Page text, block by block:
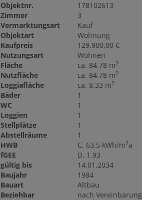
Objektnr.
178102613
Zimmer
3
Vermarktungsart
Kauf
Objektart
Wohnung
Kaufpreis
129.900,00 €
Nutzungsart
Wohnen
Fläche
ca. 84,78 m2
Nutzfläche ca. 84,78 m2
Loggiafläche ca. 8,33 m2
Bäder
1
WC
1
Loggien
1
Stellplätze
1
Abstellräume
1
HWB
C, 63.5 kWh/m2a
fGEE
D, 1,93
gültig bis
14.01.2034
Baujahr
1984
Bauart
Altbau
Beziehbar
nach Vereinbarung